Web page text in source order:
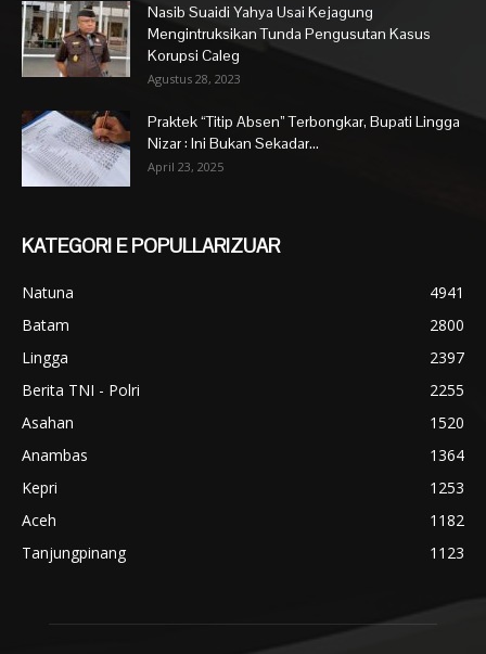
Nasib Suaidi Yahya Usai Kejagung
Mengintruksikan Tunda Pengusutan Kasus
Korupsi Caleg
Agustus 28, 2023
Praktek “Titip Absen” Terbongkar, Bupati Lingga
Nizar : Ini Bukan Sekadar...
April 23, 2025
KATEGORI E POPULLARIZUAR
Natuna
4941
Batam
2800
Lingga
2397
Berita TNI - Polri
2255
Asahan
1520
Anambas
1364
Kepri
1253
Aceh
1182
Tanjungpinang
1123